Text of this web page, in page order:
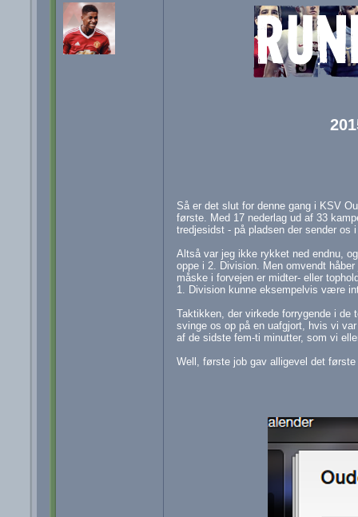
Så er det slut for denne gang i KSV
første. Med 17 nederlag ud af 33
tredjesidst - på pladsen der sender
Altså var jeg ikke rykket ned endnu,
oppe i 2. Division. Men omvendt
måske i forvejen er midter- eller
1. Division kunne eksempelvis være
Taktikken, der virkede forrygende i
svinge os op på en uafgjort, hvis vi
af de sidste fem-ti minutter, som vi
Well, første job gav alligevel det